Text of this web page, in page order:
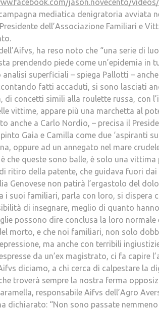
jason.novecento/
mediatica denigratoria avviata
dell’Associazione Familiari e
ha reso noto che “una serie di
prendendo piede come un’epidemia in
analisi superficiali – spiega Pallotti –
fatti accaduti, si sono lasciati
di concetti simili alla roulette russa, con
vittime, appare più una marchetta al
anche a Carlo Nordio, – precisa il
Gaia e Camilla come due ‘aspiranti
oppure ad un annegato nel mare
che queste sono balle, è solo una
ritiro della patente, che guidava fuori
Genovese non patirà l’ergastolo del
i suoi familiari, parla con loro, si
di insegnare, meglio di quanto
possono dire conclusa la loro normale
morto, e che noi familiari, non solo
ma anche con terribili
da un’ex magistrato, ci fa capire
diciamo, a chi cerca di calpestare la
troverà sempre la nostra ferma
responsabile Aifvs dell’Agro
dichiarato: “Non sono passate